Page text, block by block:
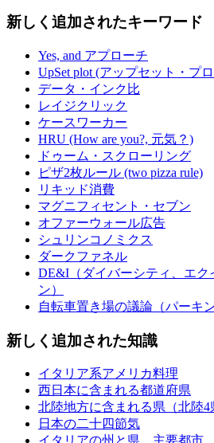
新しく追加されたキーワード
Yes, and アプローチ
UpSet plot (アップセット・プ
データ・インク比
レイジクリック
ケースワーカー
HRU (How are you?, 元気？)
ドゥーム・スクローリング
ピザ2枚ルール (two pizza rule)
リキッド消費
マグニフィセント・セブン
オファーウォール広告
シュリンコノミクス
ダークファネル
DE&I（ダイバーシティ、エク
ン）
自転車置き場の議論（パーキ
新しく追加された知識
イタリア系アメリカ料理
西日本に含まれる都道府県
北陸地方に含まれる県（北陸4
日本の二十四節気